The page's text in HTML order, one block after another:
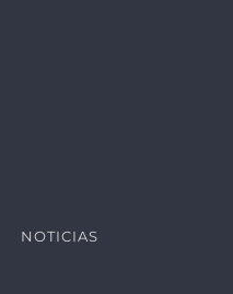
NOTICIAS